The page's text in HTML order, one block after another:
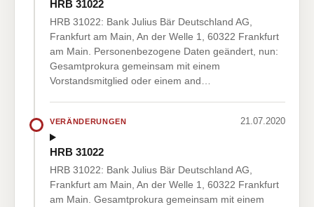
HRB 31022
HRB 31022: Bank Julius Bär Deutschland AG,
Frankfurt am Main, An der Welle 1, 60322 Frankfurt
am Main. Personenbezogene Daten geändert, nun:
Gesamtprokura gemeinsam mit einem
Vorstandsmitglied oder einem and…
VERÄNDERUNGEN 21.07.2020
HRB 31022
HRB 31022: Bank Julius Bär Deutschland AG,
Frankfurt am Main, An der Welle 1, 60322 Frankfurt
am Main. Gesamtprokura gemeinsam mit einem